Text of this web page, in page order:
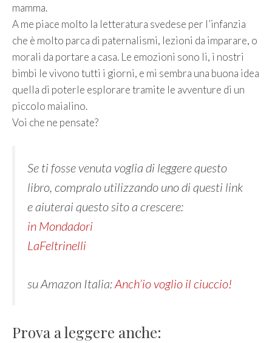
mamma.
A me piace molto la letteratura svedese per l’infanzia
che è molto parca di paternalismi, lezioni da imparare, o
morali da portare a casa. Le emozioni sono li, i nostri
bimbi le vivono tutti i giorni, e mi sembra una buona idea
quella di poterle esplorare tramite le avventure di un
piccolo maialino.
Voi che ne pensate?
Se ti fosse venuta voglia di leggere questo
libro, compralo utilizzando uno di questi link
e aiuterai questo sito a crescere:
in Mondadori
LaFeltrinelli
su Amazon Italia:Anch’io voglio il ciuccio!
Prova a leggere anche: